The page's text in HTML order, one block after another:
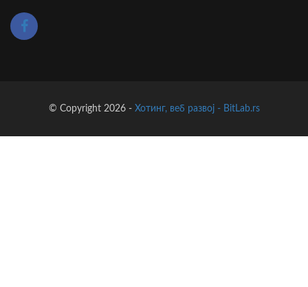
© Copyright 2026 - Хотинг, веб развој - BitLab.rs